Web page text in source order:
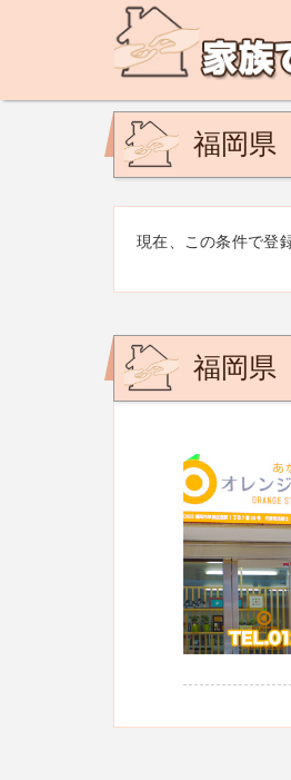
民事信託の相談なら、家
ど。あなたの悩みを地域
福岡県
現在、この条件で登
福岡県